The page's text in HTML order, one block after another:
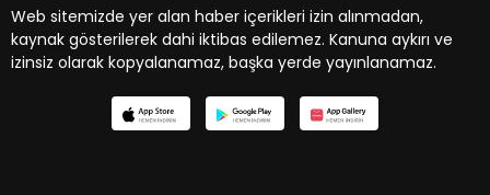
CANLI SONUÇLAR
HAVA DURUMU
CANLI TV
FİRMA REHBERİ
gazetebergama.com.tre-bültenine abone olarak,
tarafınıza haber, duyuru ve kampanya içerikli e-postaların
gönderilmesini kabul etmiş olursunuz.
Web sitemizde yer alan haber içerikleri izin alınmadan,
kaynak gösterilerek dahi iktibas edilemez. Kanuna aykırı ve
izinsiz olarak kopyalanamaz, başka yerde yayınlanamaz.